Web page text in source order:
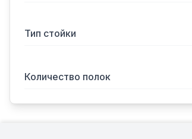
Тип стойки
Количество полок